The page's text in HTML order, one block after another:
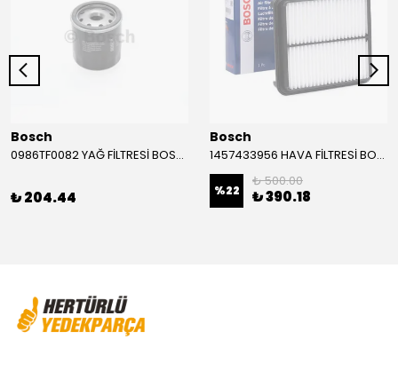
Bosch
0986TF0082 YAĞ FİLTRESİ BOSCH
₺ 204.44
Bosch
1457433956 HAVA FİLTRESİ BOSCH
%22
₺ 500.00
₺ 390.18